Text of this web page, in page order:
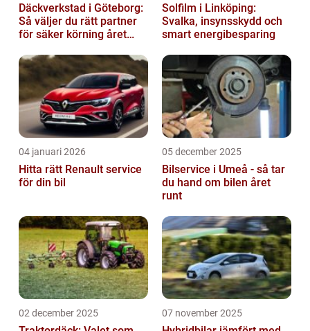
Däckverkstad i Göteborg:
Så väljer du rätt partner
för säker körning året
Solfilm i Linköping:
Svalka, insynsskydd och
smart energibesparing
04 januari 2026
Hitta rätt Renault service
för din bil
05 december 2025
Bilservice i Umeå - så tar
du hand om bilen året
runt
02 december 2025 07 november 2025